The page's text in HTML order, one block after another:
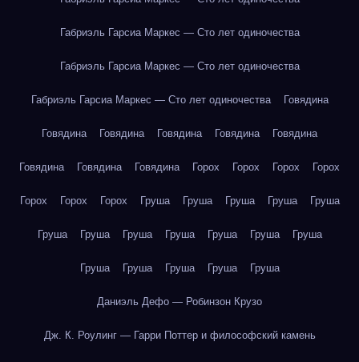
Габриэль Гарсиа Маркес — Сто лет одиночества
Габриэль Гарсиа Маркес — Сто лет одиночества
Габриэль Гарсиа Маркес — Сто лет одиночества Говядина
Говядина Говядина Говядина Говядина Говядина
Говядина Говядина Говядина Горох Горох Горох Горох
Горох Горох Горох Груша Груша Груша Груша Груша
Груша Груша Груша Груша Груша Груша Груша
Груша Груша Груша Груша Груша
Даниэль Дефо — Робинзон Крузо
Дж. К. Роулинг — Гарри Поттер и философский камень